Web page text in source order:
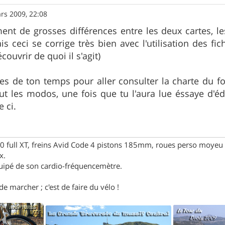
2009, 22:08
de grosses différences entre les deux cartes,
ceci se corrige très bien avec l'utilisation des
de quoi il s'agit)
de ton temps pour aller consulter la charte du
les modos, une fois que tu l'aura lue éssaye
ci.
full XT, freins Avid Code 4 pistons 185mm, roues perso
de son cardio-fréquencemètre.
marcher ; c'est de faire du vélo !